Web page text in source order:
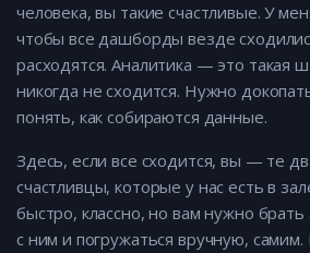
человека, вы такие счастливые. У
чтобы все дашборды везде
расходятся. Аналитика — это такая
никогда не сходится. Нужно
понять, как собираются данные.
Здесь, если все сходится, вы — те
счастливцы, которые у нас есть в
быстро, классно, но вам нужно брать
с ним и погружаться вручную,